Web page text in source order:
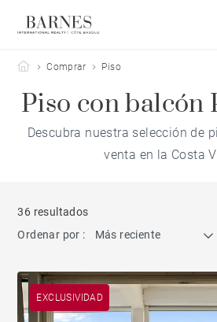
Barnes Côte Basque
Comprar Piso
Piso con balcón
Descubra nuestra selección de
venta en la Costa
36 resultados
Ordenar por :
Más reciente
EXCLUSIVIDAD